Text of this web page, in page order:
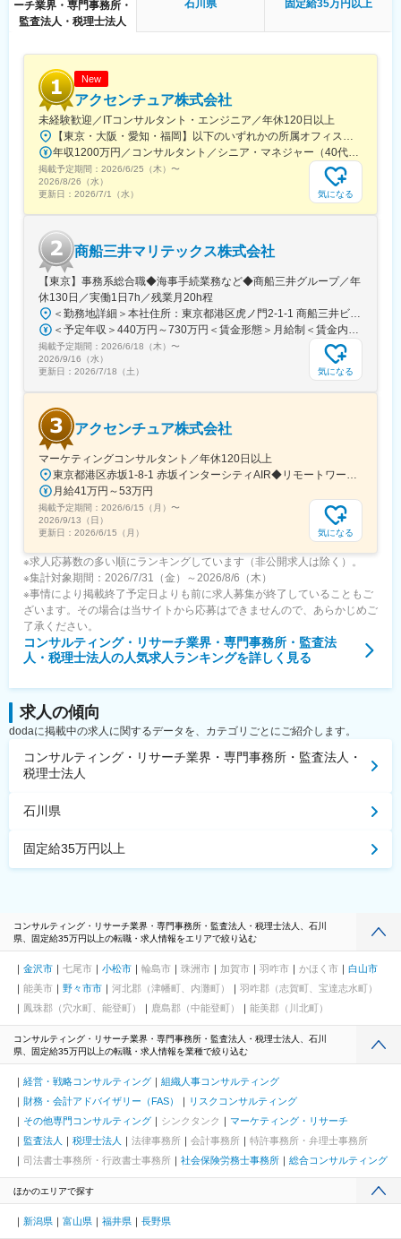
田井駅、上前津駅、東別院駅、摂津富田駅、新今宮駅前駅、千鳥
橋駅、千里中央駅(大阪モノレール)、百舌鳥八幡駅、大阪天満宮
駅、櫛田神社前駅、西鉄千早駅、三宮駅(神戸新交通)、ハーバーラ
ンド駅、山陽姫路駅、西代駅、山陽明石駅、新王寺駅、鳥居前
駅、田中口駅、山科駅、四条駅(京都市営)、石山駅、くいな橋駅、
西４丁目駅、さっぽろ駅、仙台駅(地下鉄)、岡山駅前駅、横川駅
(広島県)、白島駅(広島高速交通線)、竹橋駅、御成門駅、新桜台
駅、梅田駅(地下鉄)、蒲生四丁目駅、天王寺駅前駅、動物園前駅、
駅前駅、平安通駅、呉服町駅(福岡県)、香椎宮前駅、三宮駅(神戸
市営)、高速神戸駅、西新町駅、信貴山下駅、四宮駅、五条駅(京都
市営)、唐橋前駅、狸小路駅、北１２条駅、あおば通駅、西川緑道
ーチ業界・専門事務所・
監査法人・税理士法人
石川県 固定給35万円以上
New
アクセンチュア株式会社
未経験歓迎／ITコンサルタント・エンジニア／年休120日以上
【東京・大阪・愛知・福岡】以下のいずれかの所属オフィスもしくは各エリアのプロジェクト先 所属オフィス：■赤坂インターシティ■関西オフィス■アクセンチュア・アドバンスト・テクノロジーセンター名古屋■福岡オフィス※詳細は勤務地一覧よりご覧いただけます。※所属オフィスを問わずプロジェクトにより、国内出張、海外出張の可能性があります【魅力ポイント│世界の知恵を活用】世界中のベストプラクティスがデータベースに集約されており、数多くの事例や社員の知恵を活用できます。日本では前例のない案件でも、世界各国の社員からオンライン・オフライン（海外出張）問わず、気軽にアドバイスを受けることができます。★ この求人のPOINT ★￣￣V￣￣￣￣￣￣￣￣￣＃世界約78万人規模の大手基盤で安定性◎若手から裁量大きく挑戦・成長できる環境＃土日祝休／連続5日以上の休暇取得も可能！／フルフレックス（コアタイムなし）＃コンサル・IT未経験者向けの手厚い研修◎／メンター制度もあるため安心してチャレンジOK！
年収1200万円／コンサルタント／シニア・マネジャー（40代） 年収1000万円／テクノロジーアーキテクト（30代）
掲載予定期間： 2026/6/25（木） 〜
2026/8/26（水）
更新日： 2026/7/1（水） 気になる
商船三井マリテックス株式会社
【東京】事務系総合職◆海事手続業務など◆商船三井グループ／年
休130日／実働1日7h／残業月20h程
＜勤務地詳細＞本社住所：東京都港区虎ノ門2-1-1 商船三井ビル勤務地最寄駅：東京メトロ銀座線／虎ノ門駅受動喫煙対策：屋内全面禁煙変更の範囲：会社の定める事業所
＜予定年収＞440万円～730万円＜賃金形態＞月給制＜賃金内訳＞月額（基本給）：291,800円～487,000円＜月給＞291,800円～487,000円＜昇給有無＞有＜残業手当＞有＜給与補足＞※上記想定年収には賞与3ヶ月分を含みます。金額は目安の金額であり、これまでのご経験・スキル・現年収等を総合的に考慮し決定いたします。■昇給：年1回■賞与：3ヶ月分（前年度実績）賃金はあくまでも目安の金額であり、選考を通じて上下する可能性があります。月給(月額)は固定手当を含めた表記です。
掲載予定期間： 2026/6/18（木） 〜
2026/9/16（水）
更新日： 2026/7/18（土） 気になる
アクセンチュア株式会社
マーケティングコンサルタント／年休120日以上
東京都港区赤坂1-8-1 赤坂インターシティAIR◆リモートワーク相談可◆当面転勤なし＜アクセス＞東京メトロ銀座線、南北線「溜池山王駅」直結東京メトロ千代田線、丸ノ内線「国会議事堂前駅」直結※変更の範囲：会社の定める事業所※受動喫煙対策：屋内全面禁煙◆ この求人のPOINT ◆￣￣V￣￣￣￣￣￣￣￣￣＃世界約78万人規模の大手基盤で安定性◎裁量大きく挑戦・成長できる環境＃土日祝休／連続5日以上の休暇取得も可能！／フルフレックス（コアタイムなし）＃各国から集結したノウハウを活用して、国内の先駆けとなる提案もできる
月給41万円～53万円
掲載予定期間： 2026/6/15（月） 〜
2026/9/13（日）
更新日： 2026/6/15（月） 気になる
※求人応募数の多い順にランキングしています（非公開求人は除く）。
※集計対象期間：2026/7/31（金）～2026/8/6（木）
※事情により掲載終了予定日よりも前に求人募集が終了していることもご
ざいます。その場合は当サイトから応募はできませんので、あらかじめご
了承ください。
コンサルティング・リサーチ業界・専門事務所・監査法
人・税理士法人の人気求人ランキングを詳しく見る
求人の傾向
dodaに掲載中の求人に関するデータを、カテゴリごとにご紹介します。
コンサルティング・リサーチ業界・専門事務所・監査法人・
税理士法人
石川県
固定給35万円以上
コンサルティング・リサーチ業界・専門事務所・監査法人・税理士法人、石川
県、固定給35万円以上の転職・求人情報をエリアで絞り込む
金沢市 七尾市 小松市 輪島市 珠洲市 加賀市 羽咋市 かほく市
白山市
能美市
野々市市 河北郡（津幡町、内灘町）
羽咋郡（志賀町、宝達志水町）
鳳珠郡（穴水町、能登町）
鹿島郡（中能登町） 能美郡（川北町）
コンサルティング・リサーチ業界・専門事務所・監査法人・税理士法人、石川
県、固定給35万円以上の転職・求人情報を業種で絞り込む
経営・戦略コンサルティング
組織人事コンサルティング
財務・会計アドバイザリー（FAS）
リスクコンサルティング
その他専門コンサルティング
シンクタンク
マーケティング・リサーチ
監査法人
税理士法人 法律事務所 会計事務所
特許事務所・弁理士事務所
司法書士事務所・行政書士事務所
社会保険労務士事務所 総合コンサルティング
ほかのエリアで探す
新潟県 富山県 福井県 長野県